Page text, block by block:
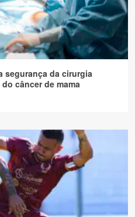
segurança da cirurgia
câncer de mama